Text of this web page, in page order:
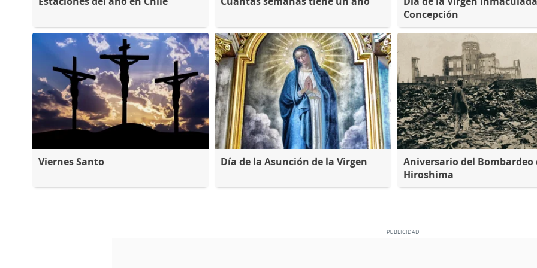
Concepción
Viernes Santo Día de la Asunción de la Virgen
Aniversario del Bombardeo
Hiroshima